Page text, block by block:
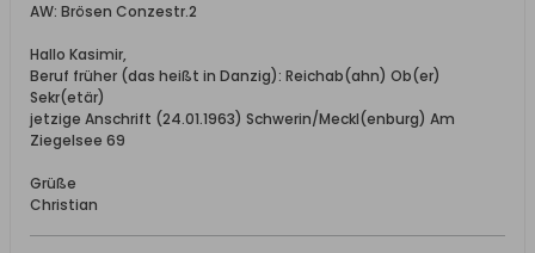
AW: Brösen Conzestr.2
Hallo Kasimir,
Beruf früher (das heißt in Danzig): Reichab(ahn) Ob(er)
Sekr(etär)
jetzige Anschrift (24.01.1963) Schwerin/Meckl(enburg) Am
Ziegelsee 69
Grüße
Christian